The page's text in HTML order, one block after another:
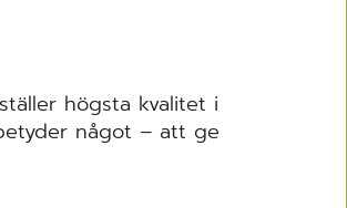
högsta kvalitet i
något – att ge